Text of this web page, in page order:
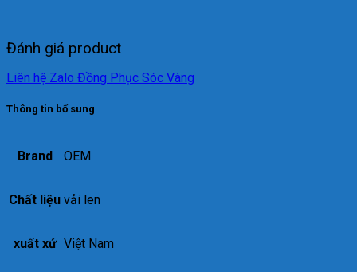
Đánh giá product
Liên hệ Zalo Đồng Phục Sóc Vàng
Thông tin bổ sung
Brand OEM
Chất liệu vải len
xuất xứ Việt Nam